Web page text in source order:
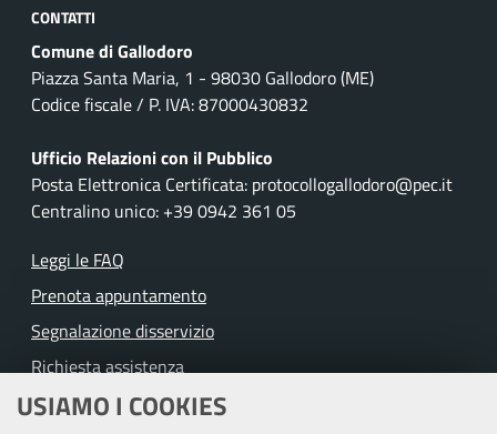
USIAMO I COOKIES
CONTATTI
Comune di Gallodoro
Piazza Santa Maria, 1 - 98030 Gallodoro (ME)
Codice fiscale / P. IVA: 87000430832
Ufficio Relazioni con il Pubblico
Posta Elettronica Certificata: protocollogallodoro@pec.it
Centralino unico: +39 0942 361 05
Leggi le FAQ
Prenota appuntamento
Segnalazione disservizio
Richiesta assistenza
Amministrazione trasparente